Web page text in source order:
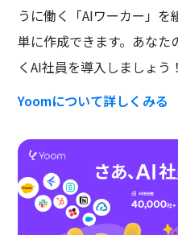
うに働く「AIワーカー」
単に作成できます。あな
くAI社員を導入しましょう！
Yoomについて詳しくみる